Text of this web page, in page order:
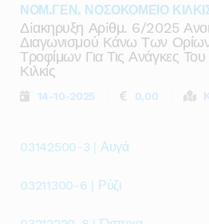
ΝΟΜ.ΓΕΝ. ΝΟΣΟΚΟΜΕΙΟ
Δiακηρυξη Αρiθμ. 6/2025
Διαγωνισμού Κάνω Των
Τροφίμων Για Τις Ανάγκες
Κιλκίς
14-10-2025 0,00
03142500-3 | Αυγά
03211300-6 | Ρύζι